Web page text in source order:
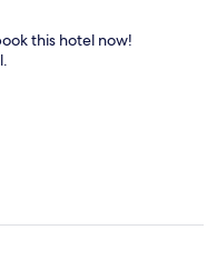
this hotel now!